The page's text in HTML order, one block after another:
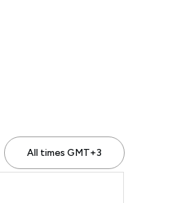
All times GMT+3